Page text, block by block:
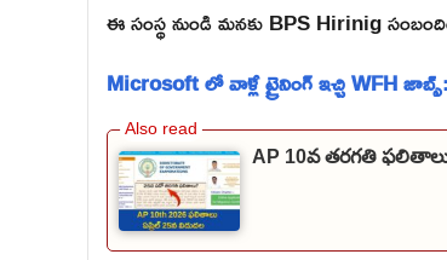
ఈ సంస్థ నుండి మనకు BPS Hirinig
Microsoft లో వాళ్లే ట్రైనింగ్ ఇచ్చి WFH
AP 10వ తరగతి ఫలితాలు